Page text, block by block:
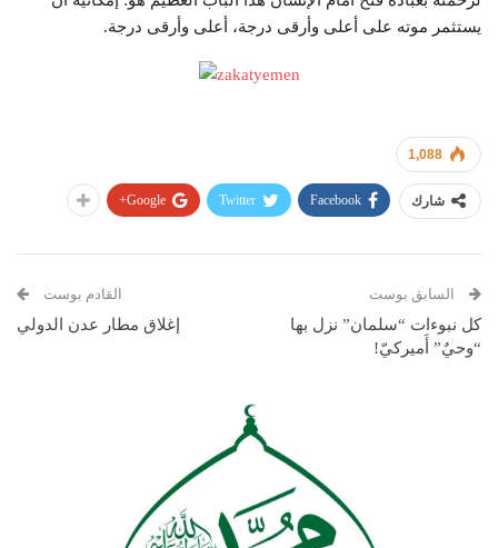
يستثمر موته على أعلى وأرقى درجة، أعلى وأرقى درجة.
1,088
شارك Facebook
Twitter
Google+
السابق بوست
كل نبوءات “سلمان” نزل بها
“وحيٌ” أَميركيّ!
القادم بوست
إغلاق مطار عدن الدولي